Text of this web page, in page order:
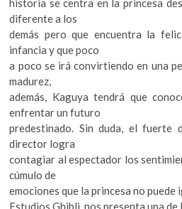
historia se centra en la princesa
diferente a los
demás pero que encuentra la
infancia y que poco
a poco se irá convirtiendo en una
madurez,
además, Kaguya tendrá que
enfrentar un futuro
predestinado. Sin duda, el fuerte
director logra
contagiar al espectador los
cúmulo de
emociones que la princesa no puede
Estudios Ghibli nos presenta una de